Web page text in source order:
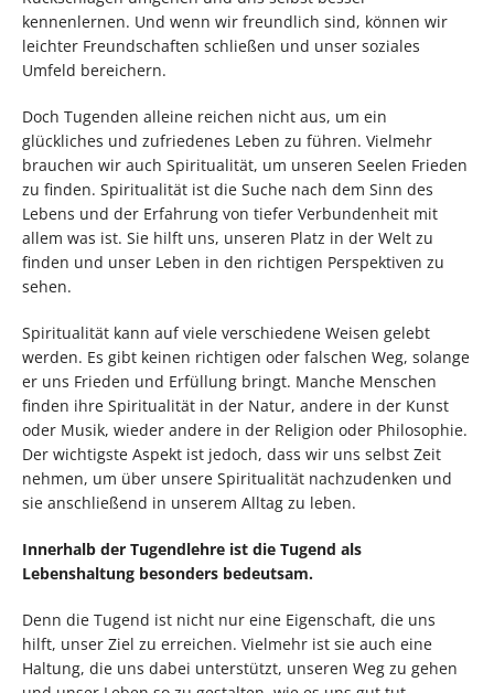
kennenlernen. Und wenn wir freundlich sind, können wir
leichter Freundschaften schließen und unser soziales
Umfeld bereichern.
Doch Tugenden alleine reichen nicht aus, um ein
glückliches und zufriedenes Leben zu führen. Vielmehr
brauchen wir auch Spiritualität, um unseren Seelen Frieden
zu finden. Spiritualität ist die Suche nach dem Sinn des
Lebens und der Erfahrung von tiefer Verbundenheit mit
allem was ist. Sie hilft uns, unseren Platz in der Welt zu
finden und unser Leben in den richtigen Perspektiven zu
sehen.
Spiritualität kann auf viele verschiedene Weisen gelebt
werden. Es gibt keinen richtigen oder falschen Weg, solange
er uns Frieden und Erfüllung bringt. Manche Menschen
finden ihre Spiritualität in der Natur, andere in der Kunst
oder Musik, wieder andere in der Religion oder Philosophie.
Der wichtigste Aspekt ist jedoch, dass wir uns selbst Zeit
nehmen, um über unsere Spiritualität nachzudenken und
sie anschließend in unserem Alltag zu leben.
Innerhalb der Tugendlehre ist die Tugend als
Lebenshaltung besonders bedeutsam.
Denn die Tugend ist nicht nur eine Eigenschaft, die uns
hilft, unser Ziel zu erreichen. Vielmehr ist sie auch eine
Haltung, die uns dabei unterstützt, unseren Weg zu gehen